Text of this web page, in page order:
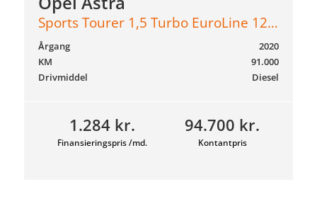
Sports Tourer 1,5 Turbo EuroLine 122HK Stc 6g
1.284 kr.
Finansieringspris /md.
94.700 kr.
Kontantpris
2020
Årgang
91.000
KM
Diesel
Drivmiddel